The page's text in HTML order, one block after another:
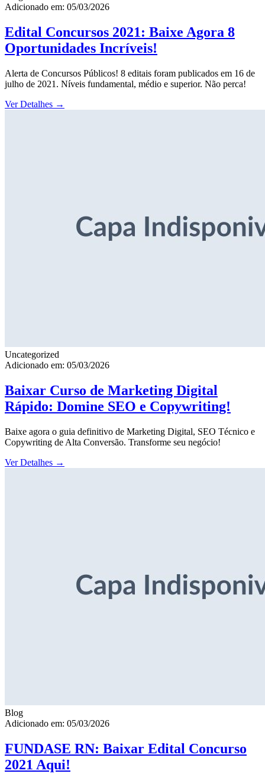
Adicionado em: 05/03/2026
Edital Concursos 2021: Baixe Agora 8
Oportunidades Incríveis!
Alerta de Concursos Públicos! 8 editais foram publicados em 16 de
julho de 2021. Níveis fundamental, médio e superior. Não perca!
Ver Detalhes →
Uncategorized
Adicionado em: 05/03/2026
Baixar Curso de Marketing Digital
Rápido: Domine SEO e Copywriting!
Baixe agora o guia definitivo de Marketing Digital, SEO Técnico e
Copywriting de Alta Conversão. Transforme seu negócio!
Ver Detalhes →
Blog
Adicionado em: 05/03/2026
FUNDASE RN: Baixar Edital Concurso
2021 Aqui!